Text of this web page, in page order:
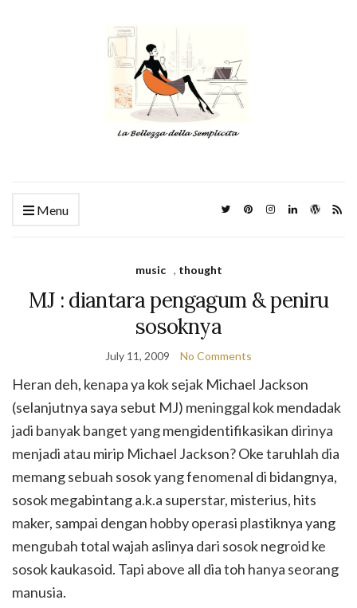
Menu
music , thought
MJ : diantara pengagum & peniru
sosoknya
July 11, 2009 No Comments
Heran deh, kenapa ya kok sejak Michael Jackson
(selanjutnya saya sebut MJ) meninggal kok mendadak
jadi banyak banget yang mengidentifikasikan dirinya
menjadi atau mirip Michael Jackson? Oke taruhlah dia
memang sebuah sosok yang fenomenal di bidangnya,
sosok megabintang a.k.a superstar, misterius, hits
maker, sampai dengan hobby operasi plastiknya yang
mengubah total wajah aslinya dari sosok negroid ke
sosok kaukasoid. Tapi above all dia toh hanya seorang
manusia.